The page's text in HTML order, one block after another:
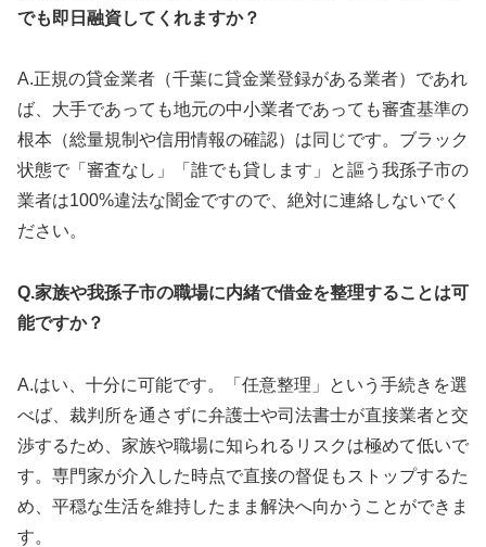
でも即日融資してくれますか？
A.正規の貸金業者（千葉に貸金業登録がある業者）であれ
ば、大手であっても地元の中小業者であっても審査基準の
根本（総量規制や信用情報の確認）は同じです。ブラック
状態で「審査なし」「誰でも貸します」と謳う我孫子市の
業者は100%違法な闇金ですので、絶対に連絡しないでく
ださい。
Q.家族や我孫子市の職場に内緒で借金を整理することは可
能ですか？
A.はい、十分に可能です。「任意整理」という手続きを選
べば、裁判所を通さずに弁護士や司法書士が直接業者と交
渉するため、家族や職場に知られるリスクは極めて低いで
す。専門家が介入した時点で直接の督促もストップするた
め、平穏な生活を維持したまま解決へ向かうことができま
す。